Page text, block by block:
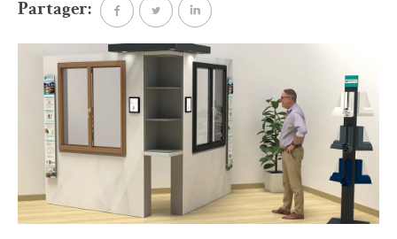
Partager: